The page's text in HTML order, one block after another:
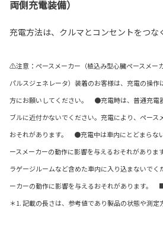
両側充電装備）
充電方法は、クルマとコンセントをつな
⚠注意：ペースメーカー（植込み型心臓ペースメー
パルスジェネレータ）装着のお客様は、充電の操作
方にお願いしてください。 ●充電時は、普通充電
ブルに近付かないでください。充電により、ペース
おそれがあります。 ●充電中は車内にとどまらな
ースメーカーの動作に影響を与えるおそれがあり
ラゲージルームなど含めた車内に入り込まないでく
ーカーの動作に影響を与えるおそれがあります。
＊1. 記載の長さは、参考値であり製品の状態や測定